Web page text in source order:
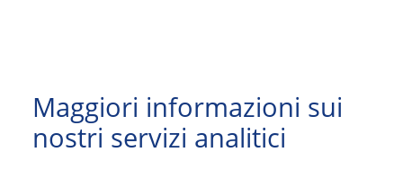
Maggiori informazioni sui
nostri servizi analitici